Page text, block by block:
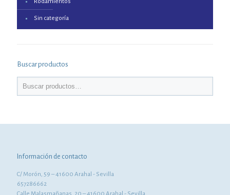
Sin categoría
Buscar productos
Información de contacto
C/ Morón, 59 – 41600 Arahal - Sevilla
657286662